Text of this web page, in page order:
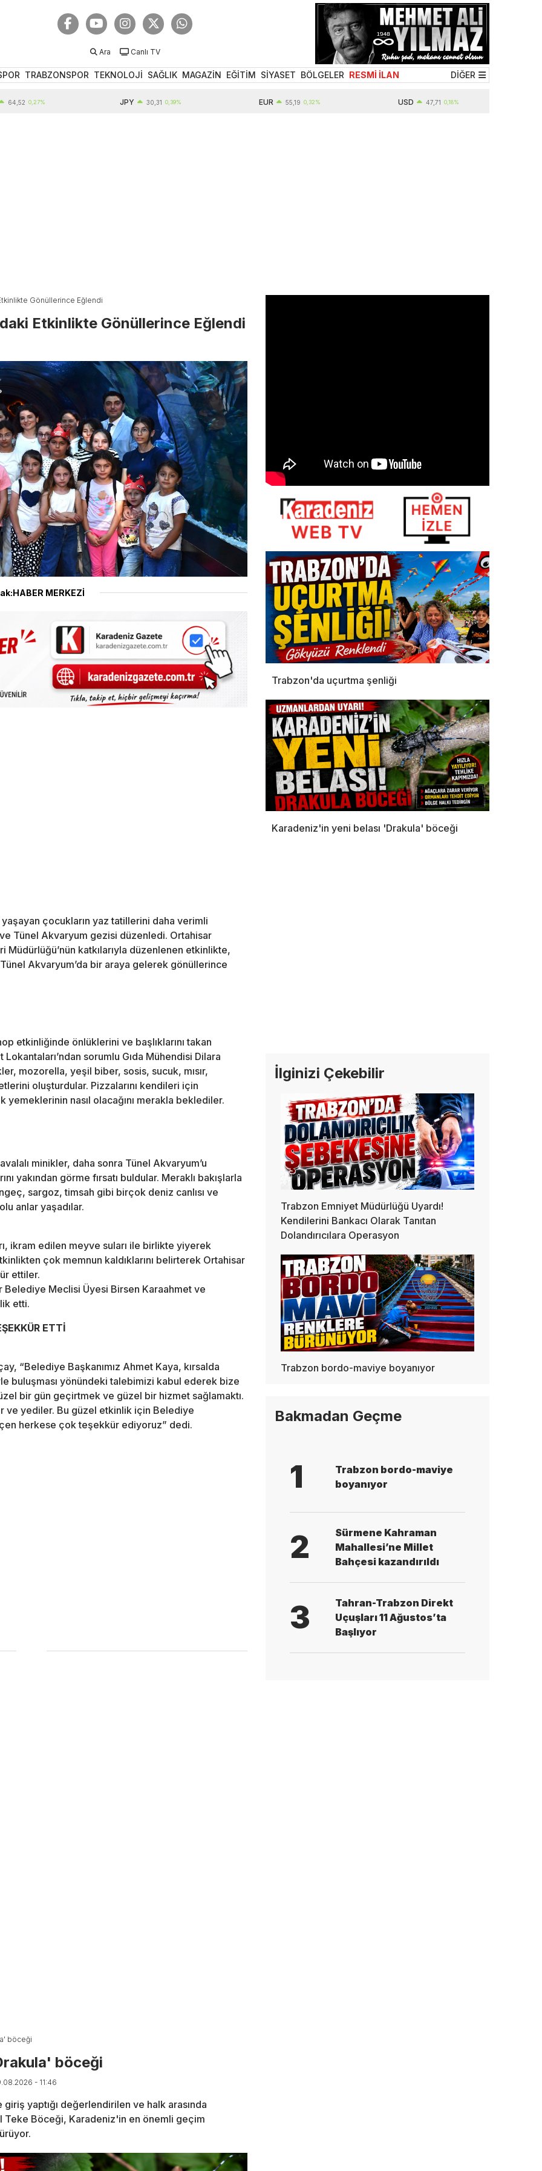
Ara Canlı TV
TRABZONSPOR TEKNOLOJİ SAĞLIK MAGAZİN EĞİTİM SİYASET BÖLGELER RESMİ İLAN DİĞER
0,27% 30,31 0,39% 55,19 0,32% 47,71 0,18%
Gönüllerince Eğlendi
Etkinlikte Gönüllerince Eğlendi
MERKEZİ
çocukların yaz tatillerini daha verimli
Tünel Akvaryum gezisi düzenledi. Ortahisar
Müdürlüğü’nün katkılarıyla düzenlenen etkinlikte,
Akvaryum’da bir araya gelerek gönüllerince
etkinliğinde önlüklerini ve başlıklarını takan
Lokantaları’ndan sorumlu Gıda Mühendisi Dilara
mozorella, yeşil biber, sosis, sucuk, mısır,
oluşturdular. Pizzalarını kendileri için
yemeklerinin nasıl olacağını merakla beklediler.
minikler, daha sonra Tünel Akvaryum’u
yakından görme fırsatı buldular. Meraklı bakışlarla
sargoz, timsah gibi birçok deniz canlısı ve
anlar yaşadılar.
ikram edilen meyve suları ile birlikte yiyerek
çok memnun kaldıklarını belirterek Ortahisar
ettiler.
Meclisi Üyesi Birsen Karaahmet ve
etti.
ETTİ
“Belediye Başkanımız Ahmet Kaya, kırsalda
buluşması yönündeki talebimizi kabul ederek bize
bir gün geçirtmek ve güzel bir hizmet sağlamaktı.
ve yediler. Bu güzel etkinlik için Belediye
herkese çok teşekkür ediyoruz” dedi.
böceği
böceği
- 11:46
yaptığı değerlendirilen ve halk arasında
Böceği, Karadeniz'in en önemli geçim
Trabzon'da uçurtma şenliği
Karadeniz'in yeni belası 'Drakula' böceği
İlginizi Çekebilir
Trabzon Emniyet Müdürlüğü Uyardı!
Kendilerini Bankacı Olarak Tanıtan
Dolandırıcılara Operasyon
Trabzon bordo-maviye boyanıyor
Bakmadan Geçme
1
Trabzon bordo-maviye
boyanıyor
2
Sürmene Kahraman
Mahallesi’ne Millet
Bahçesi kazandırıldı
3
Tahran-Trabzon Direkt
Uçuşları 11 Ağustos’ta
Başlıyor